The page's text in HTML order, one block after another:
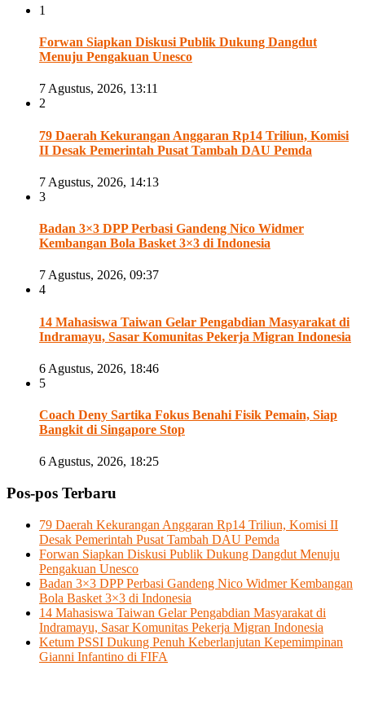
1
Forwan Siapkan Diskusi Publik Dukung Dangdut
Menuju Pengakuan Unesco
7 Agustus, 2026, 13:11
2
79 Daerah Kekurangan Anggaran Rp14 Triliun, Komisi
II Desak Pemerintah Pusat Tambah DAU Pemda
7 Agustus, 2026, 14:13
3
Badan 3×3 DPP Perbasi Gandeng Nico Widmer
Kembangan Bola Basket 3×3 di Indonesia
7 Agustus, 2026, 09:37
4
14 Mahasiswa Taiwan Gelar Pengabdian Masyarakat di
Indramayu, Sasar Komunitas Pekerja Migran Indonesia
6 Agustus, 2026, 18:46
5
Coach Deny Sartika Fokus Benahi Fisik Pemain, Siap
Bangkit di Singapore Stop
6 Agustus, 2026, 18:25
Pos-pos Terbaru
79 Daerah Kekurangan Anggaran Rp14 Triliun, Komisi II
Desak Pemerintah Pusat Tambah DAU Pemda
Forwan Siapkan Diskusi Publik Dukung Dangdut Menuju
Pengakuan Unesco
Badan 3×3 DPP Perbasi Gandeng Nico Widmer Kembangan
Bola Basket 3×3 di Indonesia
14 Mahasiswa Taiwan Gelar Pengabdian Masyarakat di
Indramayu, Sasar Komunitas Pekerja Migran Indonesia
Ketum PSSI Dukung Penuh Keberlanjutan Kepemimpinan
Gianni Infantino di FIFA